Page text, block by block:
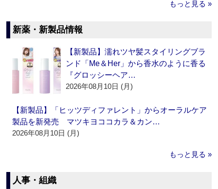
もっと見る »
新薬・新製品情報
【新製品】濡れツヤ髪スタイリングブラ
ンド「Me＆Her」から香水のように香る
『グロッシーヘア…
2026年08月10日 (月)
【新製品】「ヒッツディファレント」からオーラルケア
製品を新発売 マツキヨココカラ＆カン…
2026年08月10日 (月)
もっと見る »
人事・組織